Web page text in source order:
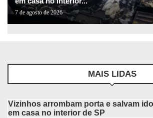
7 de agosto de 2026
MAIS LIDAS
Vizinhos arrombam porta e salvam
em casa no interior de SP